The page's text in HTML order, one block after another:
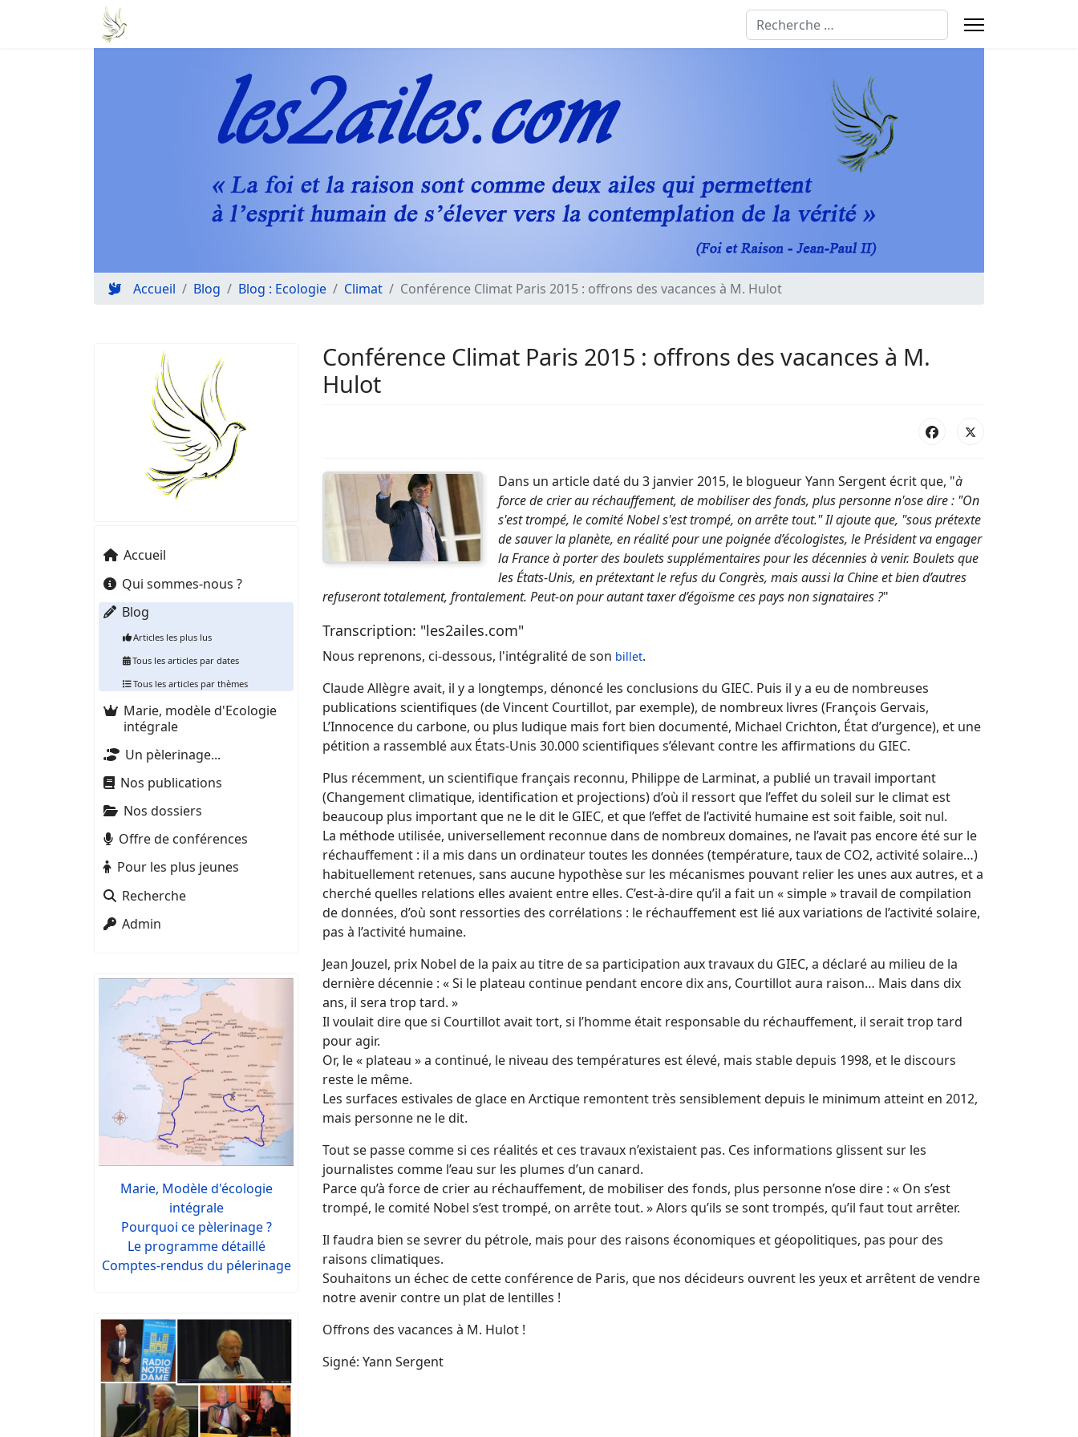
Rechercher
Accueil Blog Blog : Ecologie Climat Conférence Climat Paris 2015 : offrons des vacances à M. Hulot
Accueil
Qui sommes-nous ?
Blog
Articles les plus lus
Tous les articles par dates
Tous les articles par thèmes
Marie, modèle d'Ecologie
intégrale
Un pèlerinage...
Nos publications
Nos dossiers
Offre de conférences
Pour les plus jeunes
Recherche
Admin
Marie, Modèle d'écologie
intégrale
Pourquoi ce pèlerinage ?
Le programme détaillé
Comptes-rendus du pélerinage
Conférence Climat Paris 2015 : offrons des vacances à M.
Hulot
Dans un article daté du 3 janvier 2015, le blogueur Yann Sergent écrit que, "à
force de crier au réchauffement, de mobiliser des fonds, plus personne n'ose dire : "On
s'est trompé, le comité Nobel s'est trompé, on arrête tout." Il ajoute que, "sous prétexte
de sauver la planète, en réalité pour une poignée d’écologistes, le Président va engager
la France à porter des boulets supplémentaires pour les décennies à venir. Boulets que
les États-Unis, en prétextant le refus du Congrès, mais aussi la Chine et bien d’autres
refuseront totalement, frontalement. Peut-on pour autant taxer d’égoïsme ces pays non signataires ?"
Transcription: "les2ailes.com"
Nous reprenons, ci-dessous, l'intégralité de son billet.
Claude Allègre avait, il y a longtemps, dénoncé les conclusions du GIEC. Puis il y a eu de nombreuses
publications scientifiques (de Vincent Courtillot, par exemple), de nombreux livres (François Gervais,
L’Innocence du carbone, ou plus ludique mais fort bien documenté, Michael Crichton, État d’urgence), et une
pétition a rassemblé aux États-Unis 30.000 scientifiques s’élevant contre les affirmations du GIEC.
Plus récemment, un scientifique français reconnu, Philippe de Larminat, a publié un travail important
(Changement climatique, identification et projections) d’où il ressort que l’effet du soleil sur le climat est
beaucoup plus important que ne le dit le GIEC, et que l’effet de l’activité humaine est soit faible, soit nul.
La méthode utilisée, universellement reconnue dans de nombreux domaines, ne l’avait pas encore été sur le
réchauffement : il a mis dans un ordinateur toutes les données (température, taux de CO2, activité solaire…)
habituellement retenues, sans aucune hypothèse sur les mécanismes pouvant relier les unes aux autres, et a
cherché quelles relations elles avaient entre elles. C’est-à-dire qu’il a fait un « simple » travail de compilation
de données, d’où sont ressorties des corrélations : le réchauffement est lié aux variations de l’activité solaire,
pas à l’activité humaine.
Jean Jouzel, prix Nobel de la paix au titre de sa participation aux travaux du GIEC, a déclaré au milieu de la
dernière décennie : « Si le plateau continue pendant encore dix ans, Courtillot aura raison… Mais dans dix
ans, il sera trop tard. »
Il voulait dire que si Courtillot avait tort, si l’homme était responsable du réchauffement, il serait trop tard
pour agir.
Or, le « plateau » a continué, le niveau des températures est élevé, mais stable depuis 1998, et le discours
reste le même.
Les surfaces estivales de glace en Arctique remontent très sensiblement depuis le minimum atteint en 2012,
mais personne ne le dit.
Tout se passe comme si ces réalités et ces travaux n’existaient pas. Ces informations glissent sur les
journalistes comme l’eau sur les plumes d’un canard.
Parce qu’à force de crier au réchauffement, de mobiliser des fonds, plus personne n’ose dire : « On s’est
trompé, le comité Nobel s’est trompé, on arrête tout. » Alors qu’ils se sont trompés, qu’il faut tout arrêter.
Il faudra bien se sevrer du pétrole, mais pour des raisons économiques et géopolitiques, pas pour des
raisons climatiques.
Souhaitons un échec de cette conférence de Paris, que nos décideurs ouvrent les yeux et arrêtent de vendre
notre avenir contre un plat de lentilles !
Offrons des vacances à M. Hulot !
Signé: Yann Sergent